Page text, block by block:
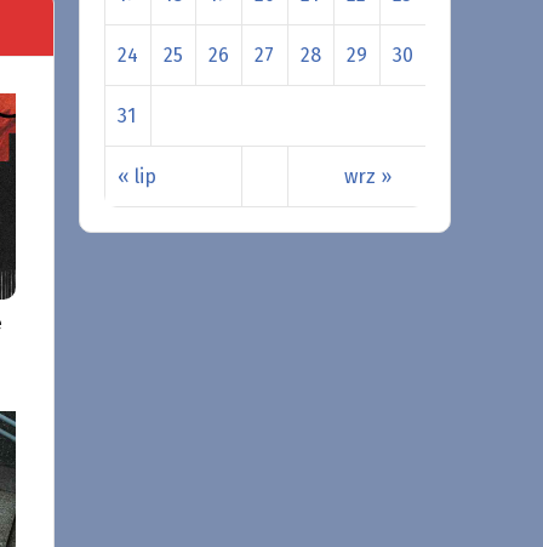
« lip wrz »
24 25 26 27 28 29 30
31